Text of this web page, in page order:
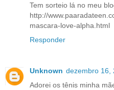
Tem sorteio lá no meu
http://
mascara-love-alpha.html
Responder
Unknown dezembro 16,
Adorei os tênis minha